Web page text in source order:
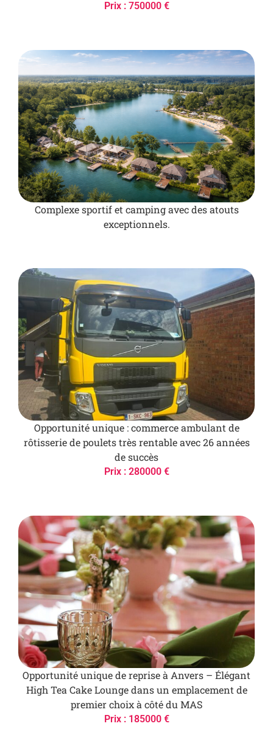
Prix : 750000 €
Complexe sportif et camping avec des atouts
exceptionnels.
Opportunité unique : commerce ambulant de
rôtisserie de poulets très rentable avec 26 années
de succès
Prix : 280000 €
Opportunité unique de reprise à Anvers – Élégant
High Tea Cake Lounge dans un emplacement de
premier choix à côté du MAS
Prix : 185000 €